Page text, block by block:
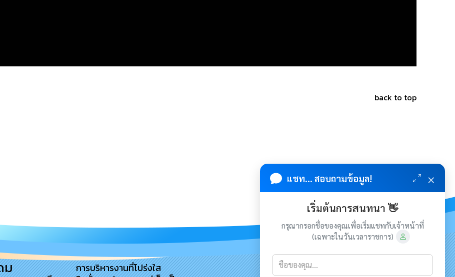
back to top
ม
การบริหารงานที่โปร่งใส
เกี่ยวกับเรา ติดต่อเรา
แชท... สอบถามข้อมูล! ×
เริ่มต้นการสนทนา 👋
กรุณากรอกชื่อของคุณเพื่อเริ่มแชทกับเจ้าหน้าที่
(เฉพาะในวันเวลาราชการ)